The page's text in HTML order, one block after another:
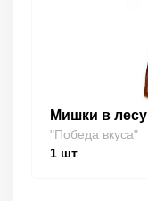
Мишки в лесу
"Победа вкуса"
1 шт